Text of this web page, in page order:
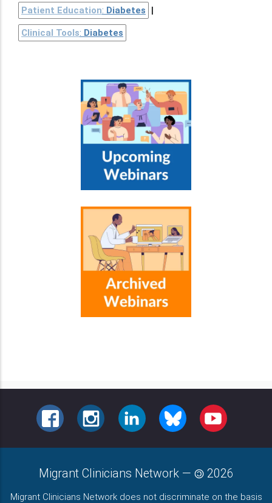
Patient Education: Diabetes
Clinical Tools: Diabetes
FACEBOOKINSTAGRAMLINKEDIN BLUESKY YOUTUBE
Migrant Clinicians Network — 2026
Migrant Clinicians Network does not discriminate on the basis